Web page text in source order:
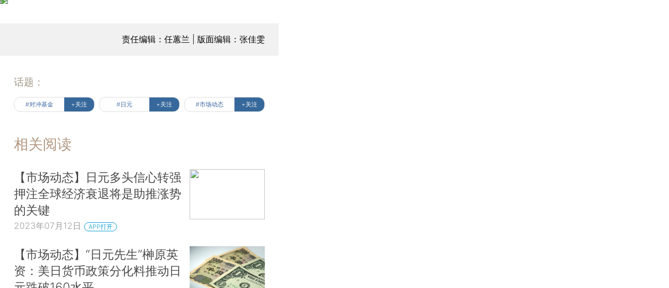
责任编辑：任蕙兰 | 版面编辑：张佳雯
话题：
#对冲基金 +关注 #日元 +关注 #市场动态 +关注
相关阅读
【市场动态】日元多头信心转强
押注全球经济衰退将是助推涨势
的关键
2023年07月12日 APP打开
【市场动态】“日元先生”榊原英
资：美日货币政策分化料推动日